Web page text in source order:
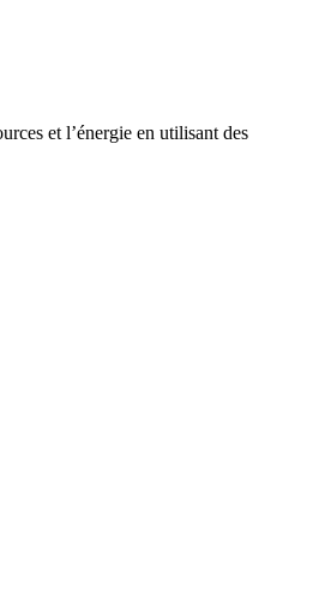
et l’énergie en utilisant des